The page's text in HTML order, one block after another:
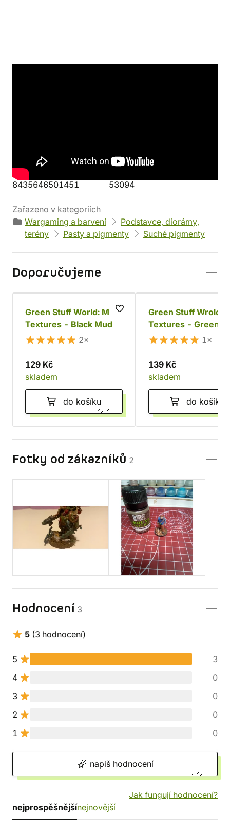
Váha: 46 g
EAN
8435646501451
53094
Zařazeno v kategoriích
Wargaming a barvení
Podstavce, diorámy,
terény
Pasty a pigmenty Suché pigmenty
Doporučujeme
Green Stuff World: Mud
Textures - Black Mud
2×
129 Kč
skladem
do košíku
Green Stuff Wrold:
Textures - Green
1×
139 Kč
skladem
do košíku
Fotky od zákazníků 2
Hodnocení 3
5 (3 hodnocení)
5
3
4
0
3
0
2
0
1
0
napiš hodnocení
Jak fungují hodnocení?
nejprospěšnějšínejnovější